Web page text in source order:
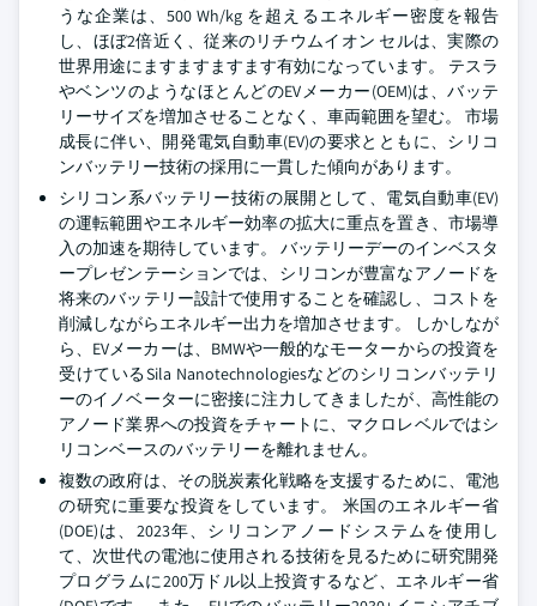
うな企業は、500 Wh/kg を超えるエネルギー密度を報告
し、ほぼ2倍近く、従来のリチウムイオン セルは、実際の
世界用途にますますますます有効になっています。 テスラ
やベンツのようなほとんどのEVメーカー(OEM)は、バッテ
リーサイズを増加させることなく、車両範囲を望む。 市場
成長に伴い、開発電気自動車(EV)の要求とともに、シリコ
ンバッテリー技術の採用に一貫した傾向があります。
シリコン系バッテリー技術の展開として、電気自動車(EV)
の運転範囲やエネルギー効率の拡大に重点を置き、市場導
入の加速を期待しています。 バッテリーデーのインベスタ
ープレゼンテーションでは、シリコンが豊富なアノードを
将来のバッテリー設計で使用することを確認し、コストを
削減しながらエネルギー出力を増加させます。 しかしなが
ら、EVメーカーは、BMWや一般的なモーターからの投資を
受けているSila Nanotechnologiesなどのシリコンバッテリ
ーのイノベーターに密接に注力してきましたが、高性能の
アノード業界への投資をチャートに、マクロレベルではシ
リコンベースのバッテリーを離れません。
複数の政府は、その脱炭素化戦略を支援するために、電池
の研究に重要な投資をしています。 米国のエネルギー省
(DOE)は、2023年、シリコンアノードシステムを使用し
て、次世代の電池に使用される技術を見るために研究開発
プログラムに200万ドル以上投資するなど、エネルギー省